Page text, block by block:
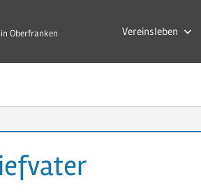
Oberfranken Vereinsleben